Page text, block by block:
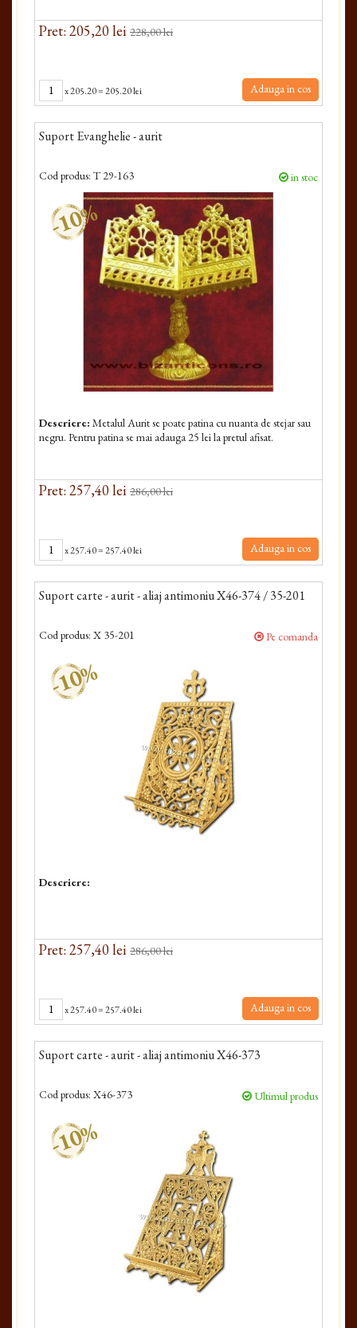
Pret: 205,20 lei 228,00 lei
x205.20=205.20 lei Adauga in cos
Suport Evanghelie - aurit
Cod produs: T 29-163 in stoc
-10%
Descriere: Metalul Aurit se poate patina cu nuanta de stejar sau
negru. Pentru patina se mai adauga 25 lei la pretul afisat.
Pret: 257,40 lei 286,00 lei
x257.40=257.40 lei Adauga in cos
Suport carte - aurit - aliaj antimoniu X46-374 / 35-201
Cod produs: X 35-201 Pe comanda
-10%
Descriere:
Pret: 257,40 lei 286,00 lei
x257.40=257.40 lei Adauga in cos
Suport carte - aurit - aliaj antimoniu X46-373
Cod produs: X46-373 Ultimul produs
-10%